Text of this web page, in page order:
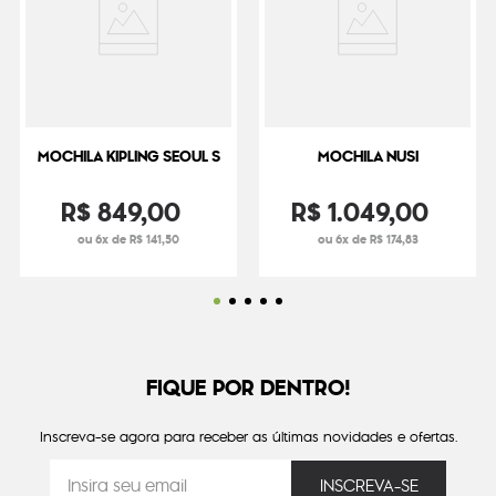
MOCHILA KIPLING SEOUL S
R$849,00
ou 6x de R$ 141,50
MOCHILA NUSI
R$1.049,00
ou 6x de R$ 174,83
FIQUE POR DENTRO!
Inscreva-se agora para receber as últimas novidades e ofertas.